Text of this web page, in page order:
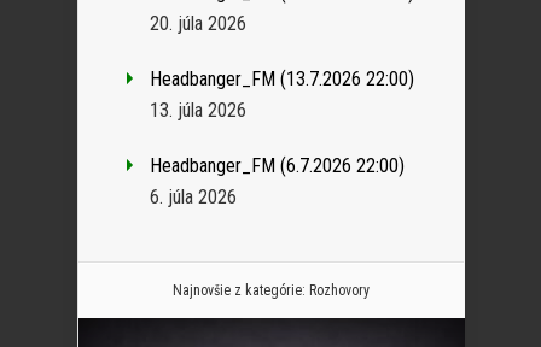
20. júla 2026
Headbanger_FM (13.7.2026 22:00)
13. júla 2026
Headbanger_FM (6.7.2026 22:00)
6. júla 2026
Najnovšie z kategórie: Rozhovory